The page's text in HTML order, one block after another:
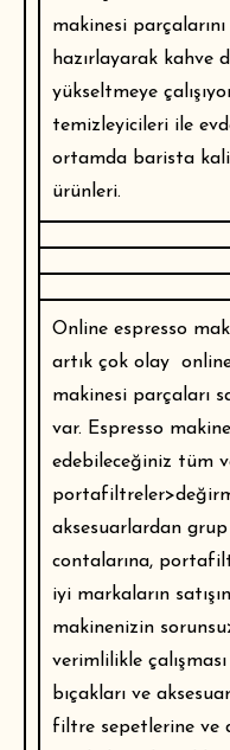
makinesi parçalarını
hazırlayarak kahve
yükseltmeye
temizleyicileri ile
ortamda barista
ürünleri.
Online espresso
artık çok olay
makinesi parçaları
var. Espresso
edebileceğiniz tüm
aksesuarlardan grup
contalarına,
iyi markaların
makinenizin
verimlilikle
bıçakları ve
filtre sepetlerine ve